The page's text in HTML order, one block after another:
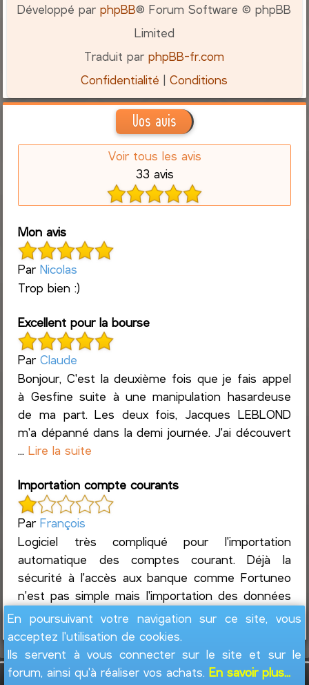
Développé parphpBB® Forum Software © phpBB
Limited
Traduit parphpBB-fr.com
Confidentialité |Conditions
Vos avis
Voir tous les avis
33 avis
Mon avis
ParNicolas
Trop bien :)
Excellent pour la bourse
ParClaude
Bonjour, C'est la deuxième fois que je fais appel
à Gesfine suite à une manipulation hasardeuse
de ma part. Les deux fois, Jacques LEBLOND
m'a dépanné dans la demi journée. J'ai découvert
...Lire la suite
Importation compte courants
ParFrançois
Logiciel très compliqué pour l'importation
automatique des comptes courant. Déjà la
sécurité à l'accès aux banque comme Fortuneo
n'est pas simple mais l'importation des données
automatisé...Lire la suite
En poursuivant votre navigation sur ce site, vous
acceptez l'utilisation de cookies.
Ils servent à vous connecter sur le site et sur le
forum, ainsi qu'à réaliser vos achats.En savoir plus...
GesFine - Copyright © 2008 - 2026Jacques